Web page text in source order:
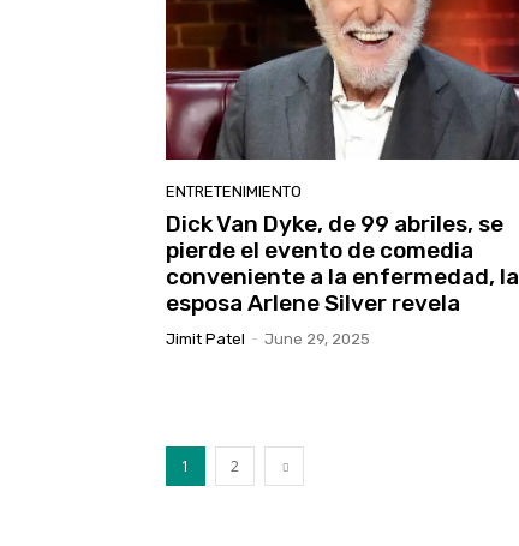
ENTRETENIMIENTO
Dick Van Dyke, de 99 abriles, se
pierde el evento de comedia
conveniente a la enfermedad, la
esposa Arlene Silver revela
Jimit Patel - June 29, 2025
1 2